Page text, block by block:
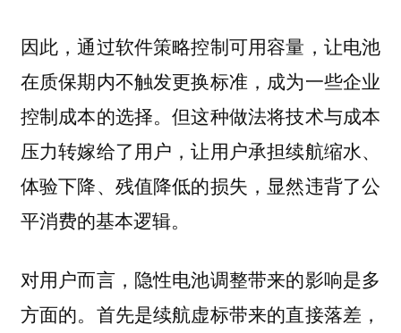
因此，通过软件策略控制可用容量，让电池
在质保期内不触发更换标准，成为一些企业
控制成本的选择。但这种做法将技术与成本
压力转嫁给了用户，让用户承担续航缩水、
体验下降、残值降低的损失，显然违背了公
平消费的基本逻辑。
对用户而言，隐性电池调整带来的影响是多
方面的。首先是续航虚标带来的直接落差，